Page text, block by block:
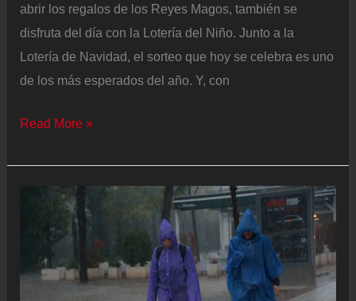
abrir los regalos de los Reyes Magos, también se
disfruta del día con la Lotería del Niño. Junto a la
Lotería de Navidad, el sorteo que hoy se celebra es uno
de los más esperados del año. Y, con
Lotería
Niño
directo:
horario,
Read More »